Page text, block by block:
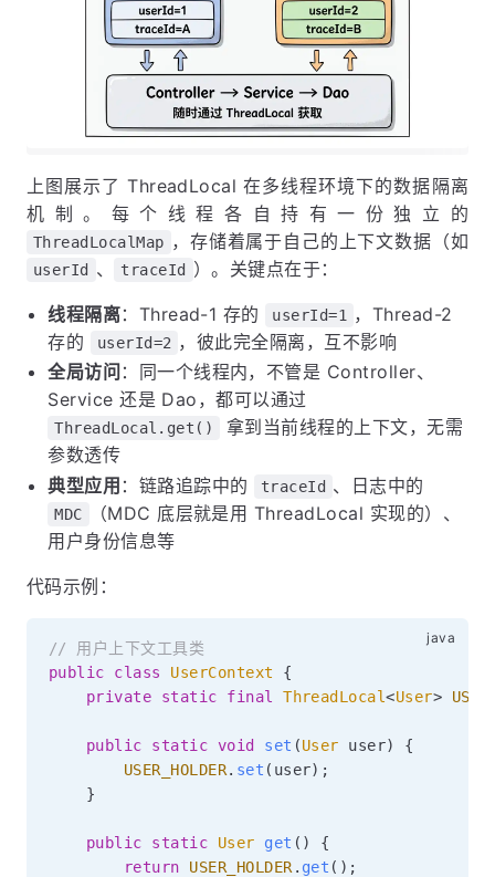
上图展示了 ThreadLocal 在多线程环境下的数据隔离
机制。每个线程各自持有一份独立的
ThreadLocalMap ，存储着属于自己的上下文数据（如
userId 、 traceId ）。关键点在于：
线程隔离：Thread-1 存的 userId=1
，Thread-2
存的
userId=2 ，彼此完全隔离，互不影响
全局访问 ：同一个线程内，不管是 Controller、
Service 还是 Dao，都可以通过
ThreadLocal.get()
拿到当前线程的上下文，无需
参数透传
典型应用 ：链路追踪中的 traceId 、日志中的
MDC
（MDC 底层就是用 ThreadLocal 实现的）、
用户身份信息等
代码示例：
// 用户上下文工具类
public
class UserContext
{
private
static final ThreadLocal<User>
public static void set (User user)
{
USER_HOLDER. set ( user) ;
}
public static User get ( )
{
return
USER_HOLDER . get ( ) ;